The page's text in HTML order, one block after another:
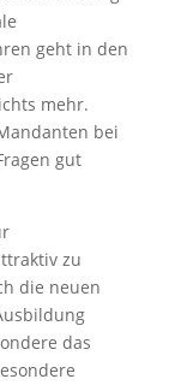
geht in den
mehr.
bei
gut
zu
die neuen
das